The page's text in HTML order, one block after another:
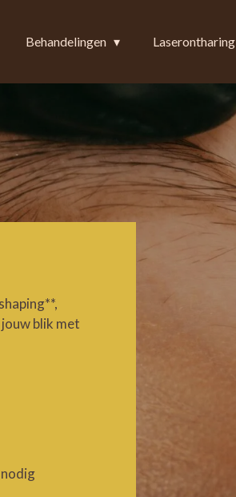
Behandelingen Laserontharing
blik met